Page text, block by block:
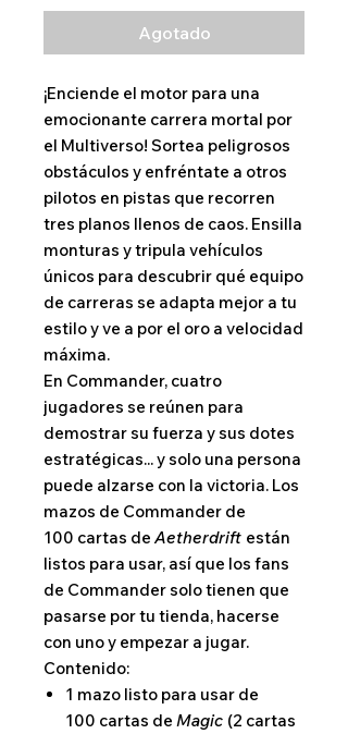
Agotado
¡Enciende el motor para una
emocionante carrera mortal por
el Multiverso! Sortea peligrosos
obstáculos y enfréntate a otros
pilotos en pistas que recorren
tres planos llenos de caos. Ensilla
monturas y tripula vehículos
únicos para descubrir qué equipo
de carreras se adapta mejor a tu
estilo y ve a por el oro a velocidad
máxima.
En Commander, cuatro
jugadores se reúnen para
demostrar su fuerza y sus dotes
estratégicas... y solo una persona
puede alzarse con la victoria. Los
mazos de Commander de
100 cartas de Aetherdrift están
listos para usar, así que los fans
de Commander solo tienen que
pasarse por tu tienda, hacerse
con uno y empezar a jugar.
Contenido:
1 mazo listo para usar de
100 cartas de Magic (2 cartas